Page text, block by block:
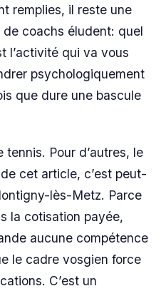
remplies, il reste une
coachs éludent: quel
l’activité qui va vous
psychologiquement
que dure une bascule
Pour d’autres, le
cet article, c’est peut-
lès-Metz. Parce
la cotisation payée,
aucune compétence
le cadre vosgien force
C’est un